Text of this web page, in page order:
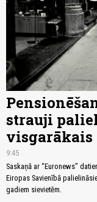
strauji
visgarākais
9:45
Saskaņā ar “Euronews”
Eiropas Savienībā
gadiem sievietēm.